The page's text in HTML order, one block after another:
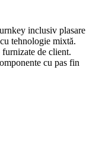
inclusiv plasare
tehnologie mixtă.
de client.
cu pas fin